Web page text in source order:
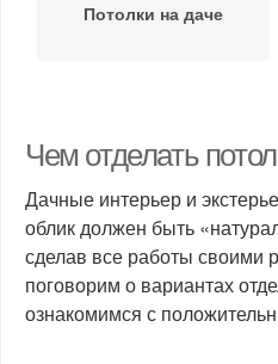
Потолки на даче
деревянным потолкам
Чем отделать
Дачные интерьер и
облик должен быть
сделав все работы своими
поговорим о вариантах
ознакомимся с